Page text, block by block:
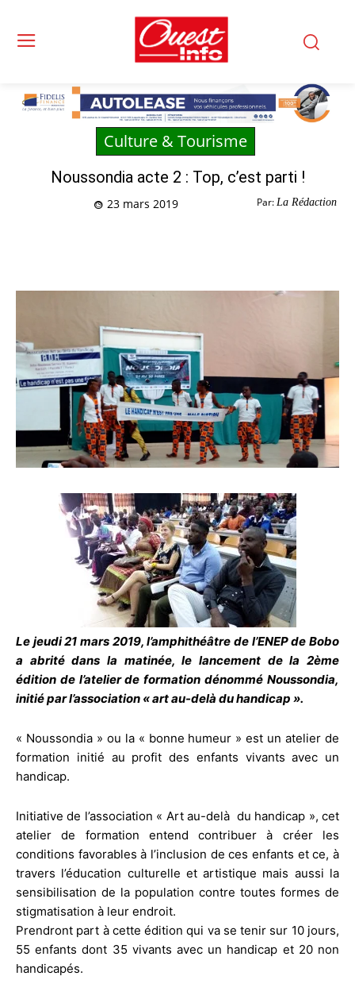
Culture & Tourisme
Noussondia acte 2 : Top, c’est parti !
Par: La Rédaction
23 mars 2019
Le jeudi 21 mars 2019, l’amphithéâtre de l’ENEP de Bobo
a abrité dans la matinée, le lancement de la 2ème
édition de l’atelier de formation dénommé Noussondia,
initié par l’association « art au-delà du handicap ».
« Noussondia » ou la « bonne humeur » est un atelier de
formation initié au profit des enfants vivants avec un
handicap.
Initiative de l’association « Art au-delà du handicap », cet
atelier de formation entend contribuer à créer les
conditions favorables à l’inclusion de ces enfants et ce, à
travers l’éducation culturelle et artistique mais aussi la
sensibilisation de la population contre toutes formes de
stigmatisation à leur endroit.
Prendront part à cette édition qui va se tenir sur 10 jours,
55 enfants dont 35 vivants avec un handicap et 20 non
handicapés.